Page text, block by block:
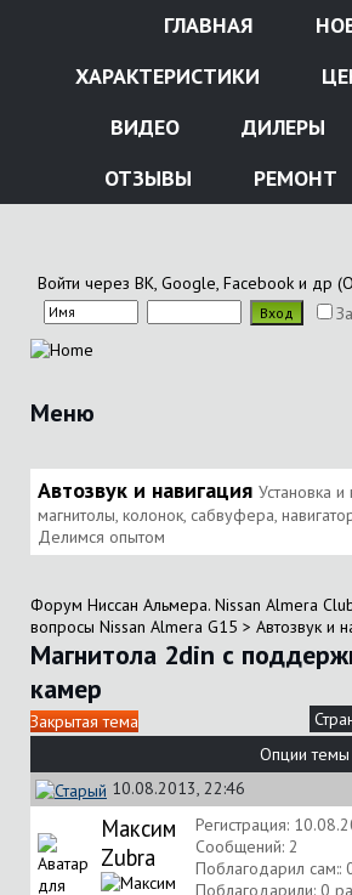
ГЛАВНАЯ
ХАРАКТЕРИСТИКИ
ВИДЕО
ДИЛЕРЫ
ОТЗЫВЫ
РЕМОНТ
Войти через ВК, Google, Facebook и др
Меню
Автозвук и навигация Установка и
магнитолы, колонок, сабвуфера,
Делимся опытом
Форум Ниссан Альмера. Nissan Almera
вопросы Nissan Almera G15 > Автозвук и
Магнитола 2din с
камер
Закрытая тема
Опции темы
10.08.2013, 22:46
Максим
Zubra
Регистрация:
Сообщений: 2
Поблагодарил сам::
Поблагодарили: 0